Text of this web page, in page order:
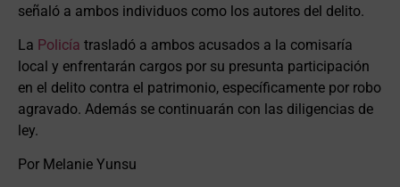
señaló a ambos individuos como los autores del delito.
La Policía trasladó a ambos acusados a la comisaría
local y enfrentarán cargos por su presunta participación
en el delito contra el patrimonio, específicamente por robo
agravado. Además se continuarán con las diligencias de
ley.
Por Melanie Yunsu